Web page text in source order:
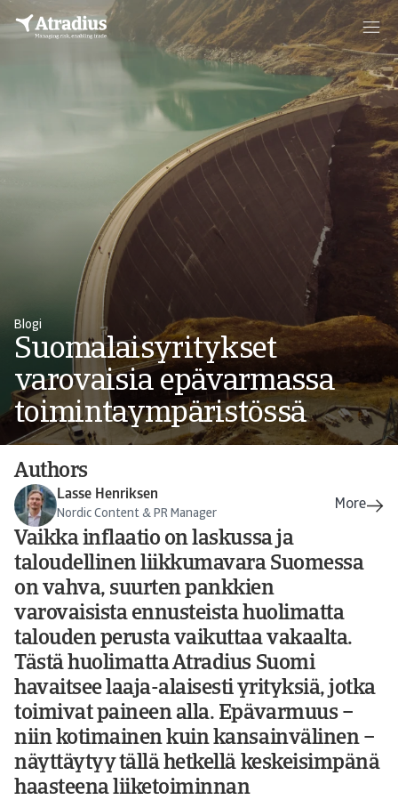
Blogi
Suomalaisyritykset
varovaisia epävarmassa
toimintaympäristössä
Authors
Lasse Henriksen
Nordic Content & PR Manager
Vaikka inflaatio on laskussa ja
taloudellinen liikkumavara Suomessa
on vahva, suurten pankkien
varovaisista ennusteista huolimatta
talouden perusta vaikuttaa vakaalta.
Tästä huolimatta Atradius Suomi
havaitsee laaja-alaisesti yrityksiä, jotka
toimivat paineen alla. Epävarmuus –
niin kotimainen kuin kansainvälinen –
näyttäytyy tällä hetkellä keskeisimpänä
haasteena liiketoiminnan